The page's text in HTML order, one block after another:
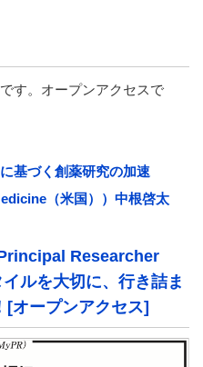
す。オープンアクセスで
基づく創薬研究の加速
（米国））中根啓太
Researcher
ルを大切に、行き詰ま
[オープンアクセス]